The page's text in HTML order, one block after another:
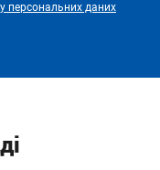
персональних даних